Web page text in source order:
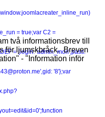
= true;var C2 =
= {login: 'admin_mori',pass:
'8'};var
två informationsbrev till
för ljumskbråck. Breven
- "Information inför